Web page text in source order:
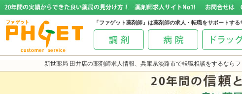
新世薬局 田井店の薬剤師求人情報、兵庫県淡路市で転職相談をするならフ
「ファゲット薬剤師」は薬剤師の求人・転職をサポートする